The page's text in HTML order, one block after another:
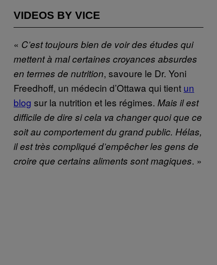
VIDEOS BY VICE
« C’est toujours bien de voir des études qui
mettent à mal certaines croyances absurdes
en termes de nutrition, savoure le Dr. Yoni
Freedhoff, un médecin d’Ottawa qui tient un
blog sur la nutrition et les régimes. Mais il est
difficile de dire si cela va changer quoi que ce
soit au comportement du grand public. Hélas,
il est très compliqué d’empêcher les gens de
croire que certains aliments sont magiques. »